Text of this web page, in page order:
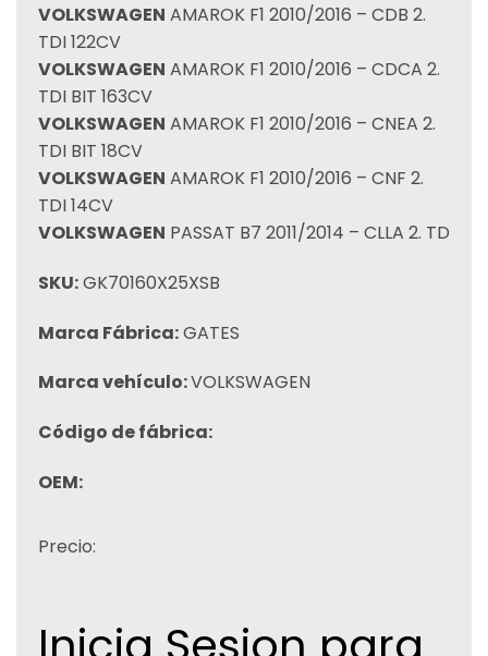
VOLKSWAGEN AMAROK F1 2010/2016 – CDB 2.
TDI 122CV
VOLKSWAGEN AMAROK F1 2010/2016 – CDCA 2.
TDI BIT 163CV
VOLKSWAGEN AMAROK F1 2010/2016 – CNEA 2.
TDI BIT 18CV
VOLKSWAGEN AMAROK F1 2010/2016 – CNF 2.
TDI 14CV
VOLKSWAGEN PASSAT B7 2011/2014 – CLLA 2. TD
SKU:GK70160X25XSB
Marca Fábrica:GATES
Marca vehículo:VOLKSWAGEN
Código de fábrica:
OEM:
Precio: